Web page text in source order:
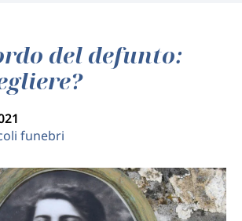
del defunto:
funebri